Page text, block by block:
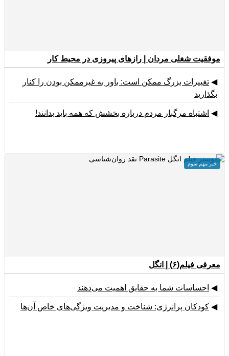
موفقیت شغلی مردان | رازهای پیروزی در محیط کار
◀ تغییرات بزرگ ممکن است: باور به غیرممکن بودن را کنار
بگذارید
◀ اشتباه مرگبار مردم درباره بخشش که همه باید بدانند!
خبر مهم سوم
معرفی فیلم(۶) | انگل
◀ احساسات شما به حقایق اهمیت می‌دهند
◀ کودکان پرانرژی: شناخت و مدیریت ویژگی‌های خاص آن‌ها